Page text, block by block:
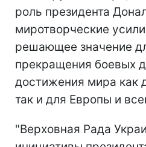
роль президента
миротворческие
решающее значение
прекращения боевых
достижения мира как
так и для Европы и
"Верховная Рада